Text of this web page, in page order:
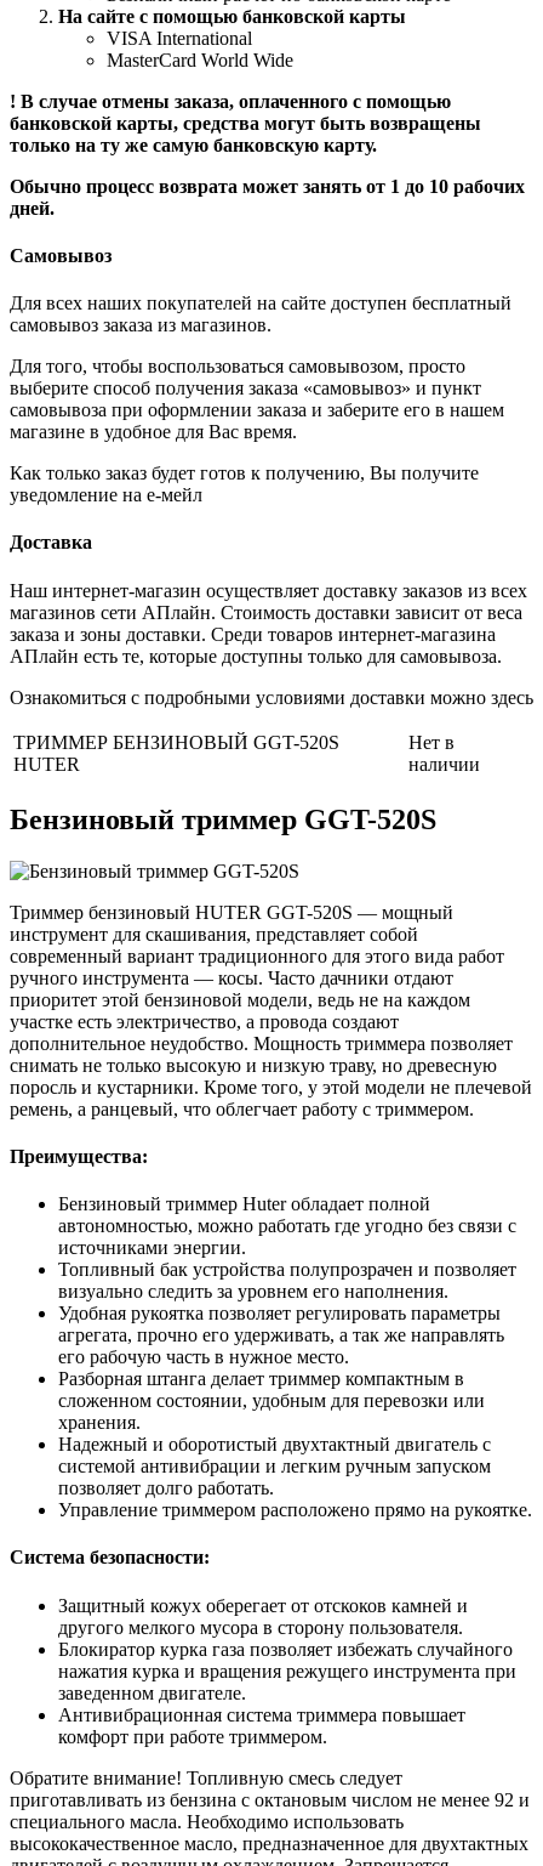
На сайте с помощью банковской карты
VISA International
MasterCard World Wide
! В случае отмены заказа, оплаченного с помощью
банковской карты, средства могут быть возвращены
только на ту же самую банковскую карту.
Обычно процесс возврата может занять от 1 до 10 рабочих
дней.
Самовывоз
Для всех наших покупателей на сайте доступен бесплатный
самовывоз заказа из магазинов.
Для того, чтобы воспользоваться самовывозом, просто
выберите способ получения заказа «самовывоз» и пункт
самовывоза при оформлении заказа и заберите его в нашем
магазине в удобное для Вас время.
Как только заказ будет готов к получению, Вы получите
уведомление на е-мейл
Доставка
Наш интернет-магазин осуществляет доставку заказов из всех
магазинов сети АПлайн. Стоимость доставки зависит от веса
заказа и зоны доставки. Среди товаров интернет-магазина
АПлайн есть те, которые доступны только для самовывоза.
Ознакомиться с подробными условиями доставки можно здесь
ТРИММЕР БЕНЗИНОВЫЙ GGT-520S
HUTER
Нет в
наличии
Бензиновый триммер GGT-520S
Триммер бензиновый HUTER GGT-520S — мощный
инструмент для скашивания, представляет собой
современный вариант традиционного для этого вида работ
ручного инструмента — косы. Часто дачники отдают
приоритет этой бензиновой модели, ведь не на каждом
участке есть электричество, а провода создают
дополнительное неудобство. Мощность триммера позволяет
снимать не только высокую и низкую траву, но древесную
поросль и кустарники. Кроме того, у этой модели не плечевой
ремень, а ранцевый, что облегчает работу с триммером.
Преимущества:
Бензиновый триммер Huter обладает полной
автономностью, можно работать где угодно без связи с
источниками энергии.
Топливный бак устройства полупрозрачен и позволяет
визуально следить за уровнем его наполнения.
Удобная рукоятка позволяет регулировать параметры
агрегата, прочно его удерживать, а так же направлять
его рабочую часть в нужное место.
Разборная штанга делает триммер компактным в
сложенном состоянии, удобным для перевозки или
хранения.
Надежный и оборотистый двухтактный двигатель с
системой антивибрации и легким ручным запуском
позволяет долго работать.
Управление триммером расположено прямо на рукоятке.
Система безопасности:
Защитный кожух оберегает от отскоков камней и
другого мелкого мусора в сторону пользователя.
Блокиратор курка газа позволяет избежать случайного
нажатия курка и вращения режущего инструмента при
заведенном двигателе.
Антивибрационная система триммера повышает
комфорт при работе триммером.
Обратите внимание! Топливную смесь следует
приготавливать из бензина с октановым числом не менее 92 и
специального масла. Необходимо использовать
высококачественное масло, предназначенное для двухтактных